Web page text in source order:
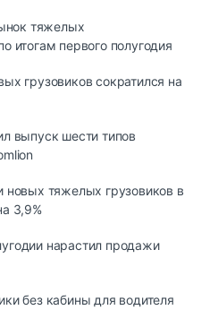
тяжелых
итогам первого полугодия
грузовиков сократился на
выпуск шести типов
новых тяжелых грузовиков в
3,9%
нарастил продажи
без кабины для водителя